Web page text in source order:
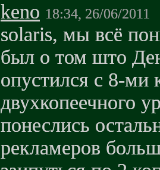
keno 18:34, 26/06/2011
solaris, мы всё
был о том што
опустился с 8-ми
двухкопеечного
понеслись
рекламеров